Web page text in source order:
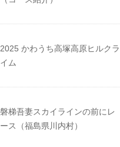
2025 かわうち高塚高原ヒルクラ
イム
磐梯吾妻スカイラインの前にレ
ース（福島県川内村）